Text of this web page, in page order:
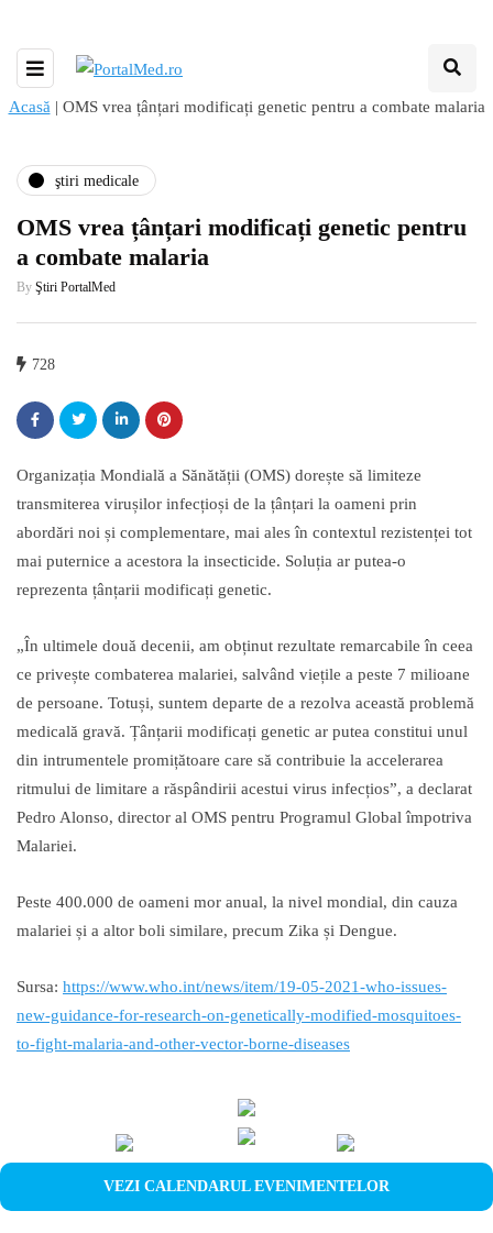
Acasă | OMS vrea țânțari modificați genetic pentru a combate malaria
ştiri medicale
OMS vrea țânțari modificați genetic pentru
a combate malaria
By Ştiri PortalMed
728
Organizația Mondială a Sănătății (OMS) dorește să limiteze
transmiterea virușilor infecțioși de la țânțari la oameni prin
abordări noi și complementare, mai ales în contextul rezistenței tot
mai puternice a acestora la insecticide. Soluția ar putea-o
reprezenta țânțarii modificați genetic.
„În ultimele două decenii, am obținut rezultate remarcabile în ceea
ce privește combaterea malariei, salvând viețile a peste 7 milioane
de persoane. Totuși, suntem departe de a rezolva această problemă
medicală gravă. Țânțarii modificați genetic ar putea constitui unul
din intrumentele promițătoare care să contribuie la accelerarea
ritmului de limitare a răspândirii acestui virus infecțios”, a declarat
Pedro Alonso, director al OMS pentru Programul Global împotriva
Malariei.
Peste 400.000 de oameni mor anual, la nivel mondial, din cauza
malariei și a altor boli similare, precum Zika și Dengue.
Sursa: https://www.who.int/news/item/19-05-2021-who-issues-
new-guidance-for-research-on-genetically-modified-mosquitoes-
to-fight-malaria-and-other-vector-borne-diseases
VEZI CALENDARUL EVENIMENTELOR